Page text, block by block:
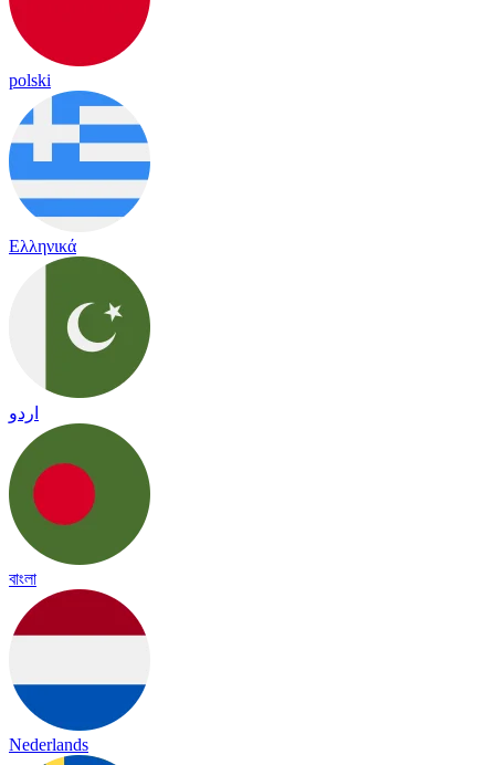
polski
Ελληνικά
اردو
বাংলা
Nederlands